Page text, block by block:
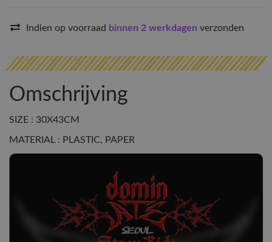
Indien op voorraad binnen 2 werkdagen verzonden
Omschrijving
SIZE : 30X43CM
MATERIAL : PLASTIC, PAPER